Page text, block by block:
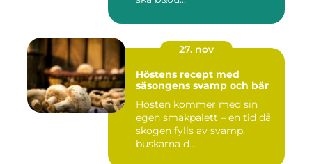
27. nov
Höstens recept med
säsongens svamp och bär
Hösten kommer med sin
egen smakpalett – en tid då
skogen fylls av svamp,
buskarna d...